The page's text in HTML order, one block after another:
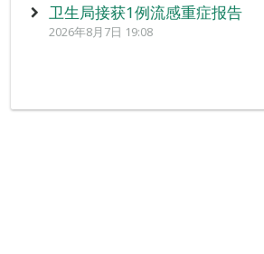
卫生局接获1例流感重症报告
2026年8月7日 19:08